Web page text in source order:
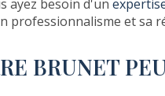
ayez besoin d'un
professionnalisme et sa
BRUNET